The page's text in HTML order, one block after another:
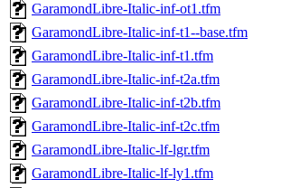
GaramondLibre-Italic-inf-ot1.tfm
GaramondLibre-Italic-inf-t1--base.tfm
GaramondLibre-Italic-inf-t1.tfm
GaramondLibre-Italic-inf-t2a.tfm
GaramondLibre-Italic-inf-t2b.tfm
GaramondLibre-Italic-inf-t2c.tfm
GaramondLibre-Italic-lf-lgr.tfm
GaramondLibre-Italic-lf-ly1.tfm